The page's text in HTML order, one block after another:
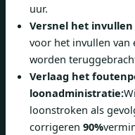
uur.
Versnel het
voor het invullen van
worden
Verlaag het
loonadministratie:
loonstroken als
corrigeren 90%